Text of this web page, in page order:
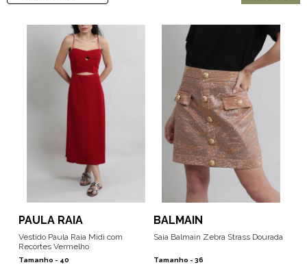
PAULA RAIA
Vestido Paula Raia Midi com
Recortes Vermelho
Tamanho - 40
BALMAIN
Saia Balmain Zebra Strass Dourada
Tamanho - 36